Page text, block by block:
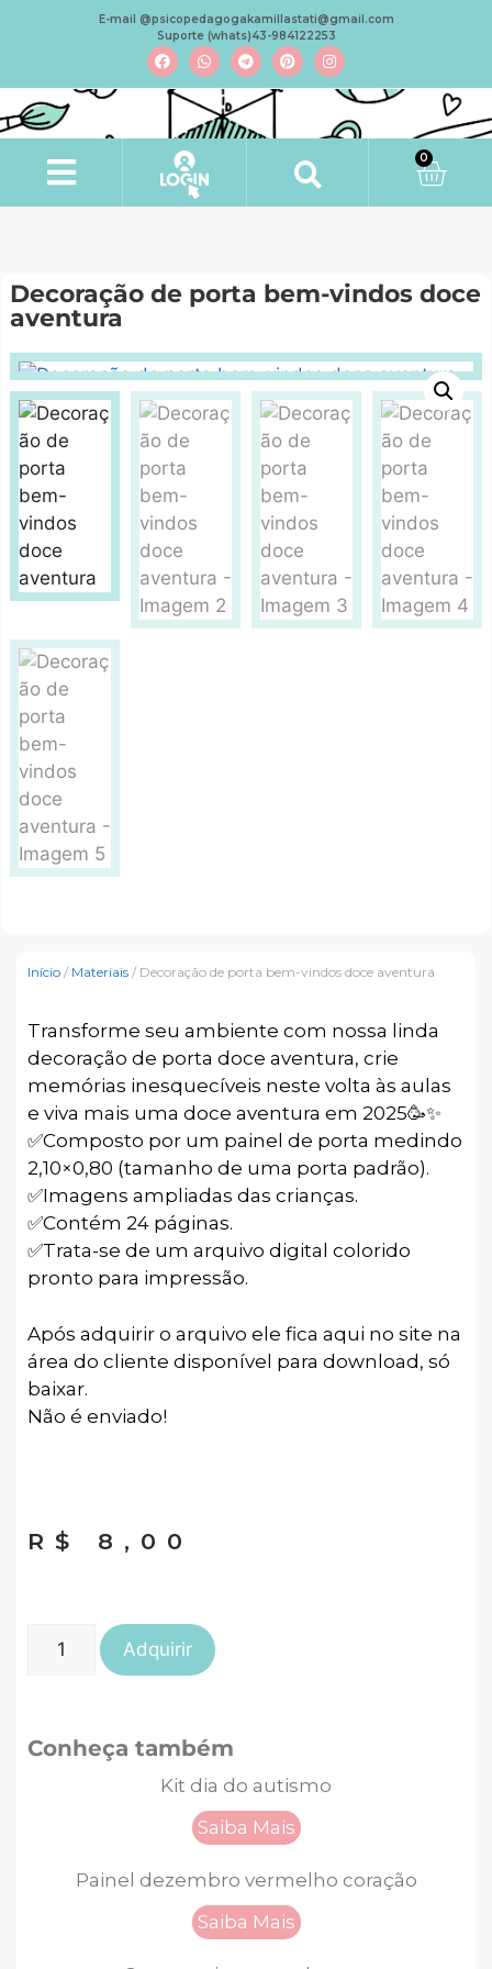
E-mail @psicopedagogakamillastati@gmail.com
Suporte (whats)43-984122253
0
Decoração de porta bem-vindos doce
aventura
Início / Materiais / Decoração de porta bem-vindos doce aventura
Transforme seu ambiente com nossa linda
decoração de porta doce aventura, crie
memórias inesquecíveis neste volta às aulas
e viva mais uma doce aventura em 2025🥳✨️
✅️Composto por um painel de porta medindo
2,10×0,80 (tamanho de uma porta padrão).
✅️Imagens ampliadas das crianças.
✅️Contém 24 páginas.
✅️Trata-se de um arquivo digital colorido
pronto para impressão.
Após adquirir o arquivo ele fica aqui no site na
área do cliente disponível para download, só
baixar.
Não é enviado!
R$ 8,00
Adquirir
Conheça também
Kit dia do autismo
Saiba Mais
Painel dezembro vermelho coração
Saiba Mais